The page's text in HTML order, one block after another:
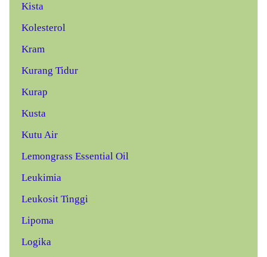
Kista
Kolesterol
Kram
Kurang Tidur
Kurap
Kusta
Kutu Air
Lemongrass Essential Oil
Leukimia
Leukosit Tinggi
Lipoma
Logika